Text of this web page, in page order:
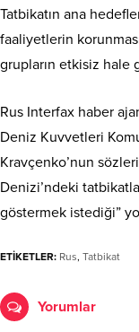
Tatbikatın ana
faaliyetlerin
grupların etkisiz hale
Rus Interfax haber
Deniz Kuvvetleri
Kravçenko’nun
Denizi’ndeki
göstermek istediği”
ETİKETLER: Rus, Tatbikat
Yorumlar